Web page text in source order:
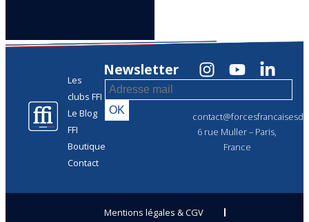
Les
clubs FFI
Le Blog
FFI
Boutique
Contact
6 rue Muller – Paris,
France
Newsletter
Mentions légales & CGV